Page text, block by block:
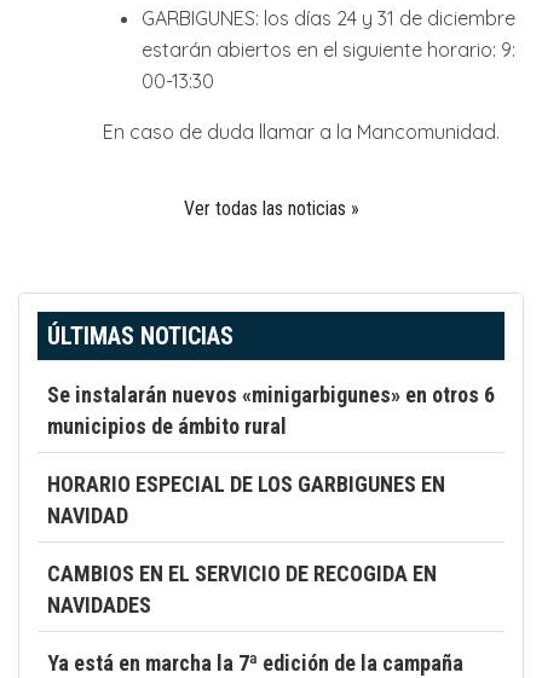
GARBIGUNES: los días 24 y 31 de diciembre
estarán abiertos en el siguiente horario: 9:
00-13:30
En caso de duda llamar a la Mancomunidad.
Ver todas las noticias »
ÚLTIMAS NOTICIAS
Se instalarán nuevos «minigarbigunes» en otros 6
municipios de ámbito rural
HORARIO ESPECIAL DE LOS GARBIGUNES EN
NAVIDAD
CAMBIOS EN EL SERVICIO DE RECOGIDA EN
NAVIDADES
Ya está en marcha la 7ª edición de la campaña